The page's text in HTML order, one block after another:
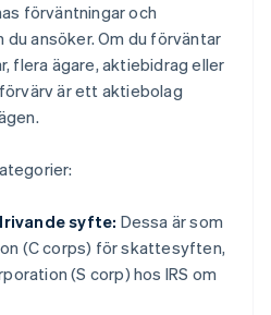
förväntningar och
ansöker. Om du förväntar
flera ägare, aktiebidrag eller
är ett aktiebolag
syfte: Dessa är som
(C corps) för skattesyften,
(S corp) hos IRS om